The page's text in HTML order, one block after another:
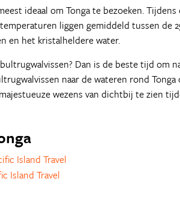
ideaal om Tonga te bezoeken.
liggen gemiddeld tussen de
en het kristalheldere water.
Dan is de beste tijd om
naar de wateren rond
wezens van dichtbij te zien
Island Travel
Island Travel